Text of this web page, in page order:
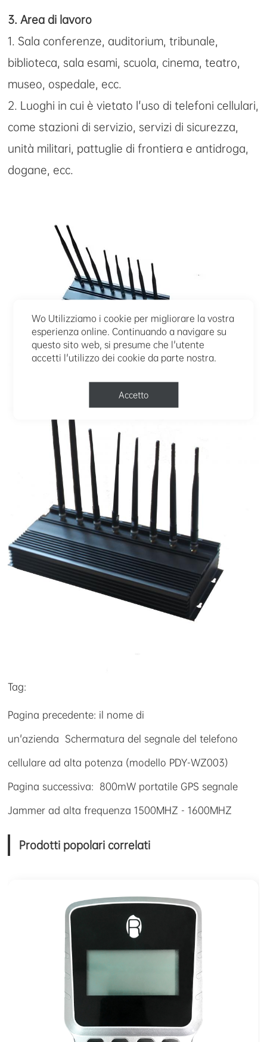
3. Area di lavoro
1. Sala conferenze, auditorium, tribunale,
biblioteca, sala esami, scuola, cinema, teatro,
museo, ospedale, ecc.
2. Luoghi in cui è vietato l'uso di telefoni cellulari,
come stazioni di servizio, servizi di sicurezza,
unità militari, pattuglie di frontiera e antidroga,
dogane, ecc.
Tag:
Pagina precedente: il nome di
un'azienda Schermatura del segnale del telefono
cellulare ad alta potenza (modello PDY-WZ003)
Pagina successiva: 800mW portatile GPS segnale
Jammer ad alta frequenza 1500MHZ - 1600MHZ
Prodotti popolari correlati
Wo Utilizziamo i cookie per migliorare la vostra
esperienza online. Continuando a navigare su
questo sito web, si presume che l'utente
accetti l'utilizzo dei cookie da parte nostra.
Accetto